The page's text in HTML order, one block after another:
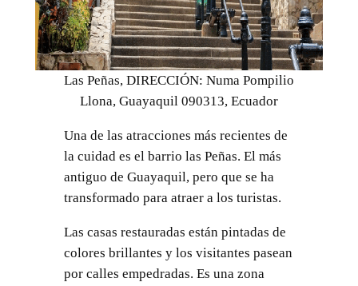
Las Peñas, DIRECCIÓN: Numa Pompilio
Llona, Guayaquil 090313, Ecuador
Una de las atracciones más recientes de
la cuidad es el barrio las Peñas. El más
antiguo de Guayaquil, pero que se ha
transformado para atraer a los turistas.
Las casas restauradas están pintadas de
colores brillantes y los visitantes pasean
por calles empedradas. Es una zona